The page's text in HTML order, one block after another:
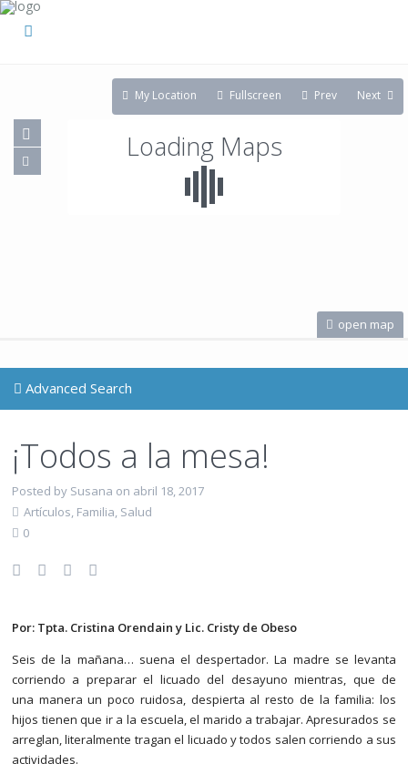
Loading Maps
open map
My Location Fullscreen Prev Next
Advanced Search
¡Todos a la mesa!
Posted by Susana on abril 18, 2017
Artículos, Familia, Salud
0
Por: Tpta. Cristina Orendain y Lic. Cristy de Obeso
Seis de la mañana… suena el despertador. La madre se levanta
corriendo a preparar el licuado del desayuno mientras, que de
una manera un poco ruidosa, despierta al resto de la familia: los
hijos tienen que ir a la escuela, el marido a trabajar. Apresurados se
arreglan, literalmente tragan el licuado y todos salen corriendo a sus
actividades.